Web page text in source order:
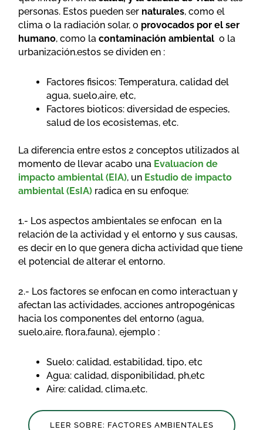
personas. Estos pueden ser naturales, como el
clima o la radiación solar, o provocados por el ser
humano, como la contaminación ambiental o la
urbanización.estos se dividen en :
Factores fisicos: Temperatura, calidad del
agua, suelo,aire, etc,
Factores bioticos: diversidad de especies,
salud de los ecosistemas, etc.
La diferencia entre estos 2 conceptos utilizados al
momento de llevar acabo una Evaluacíon de
impacto ambiental (EIA), un Estudio de impacto
ambiental (EsIA) radica en su enfoque:
1.- Los aspectos ambientales se enfocan en la
relación de la actividad y el entorno y sus causas,
es decir en lo que genera dicha actividad que tiene
el potencial de alterar el entorno.
2.- Los factores se enfocan en como interactuan y
afectan las actividades, acciones antropogénicas
hacia los componentes del entorno (agua,
suelo,aire, flora,fauna), ejemplo :
Suelo: calidad, estabilidad, tipo, etc
Agua: calidad, disponibilidad, ph,etc
Aire: calidad, clima,etc.
LEER SOBRE: FACTORES AMBIENTALES